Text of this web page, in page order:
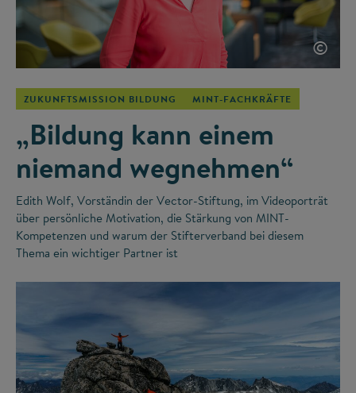
©
ZUKUNFTSMISSION BILDUNG MINT-FACHKRÄFTE
„Bildung kann einem
niemand wegnehmen“
Edith Wolf, Vorständin der Vector-Stiftung, im Videoporträt
über persönliche Motivation, die Stärkung von MINT-
Kompetenzen und warum der Stifterverband bei diesem
Thema ein wichtiger Partner ist